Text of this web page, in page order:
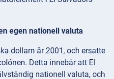
egen nationell valuta
dollarn år 2001, och ersatte
Detta innebär att El
nationell valuta, och